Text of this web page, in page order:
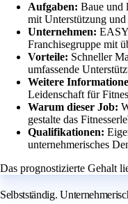
Aufgaben: Baue und
mit Unterstützung und
Unternehmen:
Franchisegruppe mit
Vorteile: Schneller
umfassende
Weitere
Leidenschaft für
Warum dieser Job:
gestalte das
Qualifikationen:
unternehmerisches
Das prognostizierte Gehalt
Selbstständig.